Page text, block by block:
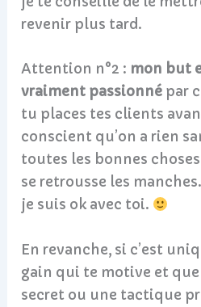
revenir plus tard.
Attention n°2 : mon but
vraiment passionné par
tu places tes clients
conscient qu’on a rien
toutes les bonnes
se retrousse les
je suis ok avec toi.
En revanche, si c’est
gain qui te motive et
secret ou une tactique